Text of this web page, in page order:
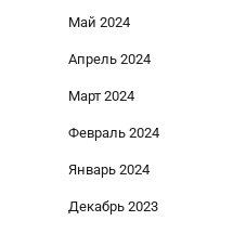
Май 2024
Апрель 2024
Март 2024
Февраль 2024
Январь 2024
Декабрь 2023